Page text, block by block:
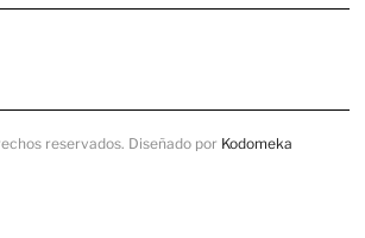
reservados. Diseñado por Kodomeka